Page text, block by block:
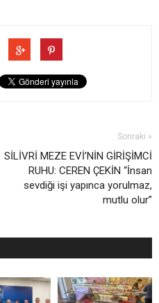
Sonraki »
SİLİVRİ MEZE EVİ’NİN GİRİŞİMCİ
RUHU: CEREN ÇEKİN “İnsan
sevdiği işi yapınca yorulmaz,
mutlu olur”